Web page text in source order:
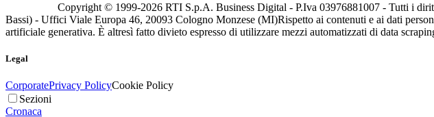
Copyright © 1999-2026 RTI S.p.A. Business Digital - P.Iva 03976881007 - Tutti i
Bassi) - Uffici Viale Europa 46, 20093 Cologno Monzese (MI)Rispetto ai contenuti e ai dati
artificiale generativa. È altresì fatto divieto espresso di utilizzare mezzi automatizzati di data
Legal
CorporatePrivacy PolicyCookie Policy
Sezioni
Cronaca